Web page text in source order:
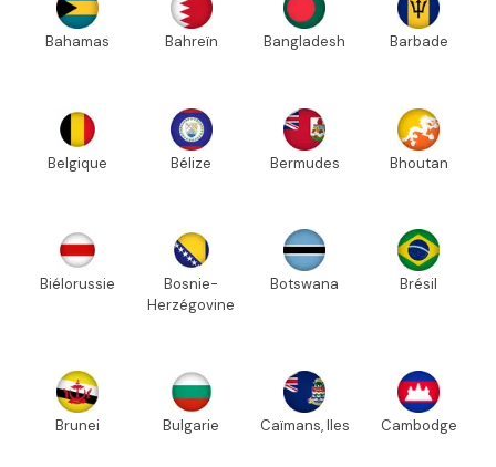
Bahamas Bahreïn Bangladesh Barbade
Belgique Bélize Bermudes Bhoutan
Biélorussie
Bosnie-
Herzégovine
Botswana Brésil
Brunei Bulgarie Caïmans, Iles Cambodge